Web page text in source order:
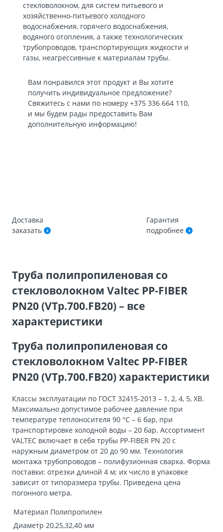
стекловолокном, для систем питьевого и
хозяйственно-питьевого холодного
водоснабжения, горячего водоснабжения,
водяного отопления, а также технологических
трубопроводов, транспортирующих жидкости и
газы, неагрессивные к материалам трубы.
Вам понравился этот продукт и Вы хотите
получить индивидуальное предложение?
Свяжитесь с нами по номеру +375 336 664 110,
и мы будем рады предоставить Вам
дополнительную информацию!
Доставка
заказать
Гарантия
подробнее
Труба полипропиленовая со
стекловолокном Valtec PP-FIBER
PN20 (VTp.700.FB20) – все
характеристики
Труба полипропиленовая со
стекловолокном Valtec PP-FIBER
PN20 (VTp.700.FB20) характеристики
Классы эксплуатации по ГОСТ 32415-2013 – 1, 2, 4, 5, ХВ.
Максимально допустимое рабочее давление при
температуре теплоносителя 90 °С – 6 бар, при
транспортировке холодной воды – 20 бар. Ассортимент
VALTEC включает в себя трубы PP-FIBER PN 20 с
наружным диаметром от 20 до 90 мм. Технология
монтажа трубопроводов – полифузионная сварка. Форма
поставки: отрезки длиной 4 м; их число в упаковке
зависит от типоразмера трубы. Приведена цена
погонного метра.
Материал Полипропилен
Диаметр 20,25,32,40 мм